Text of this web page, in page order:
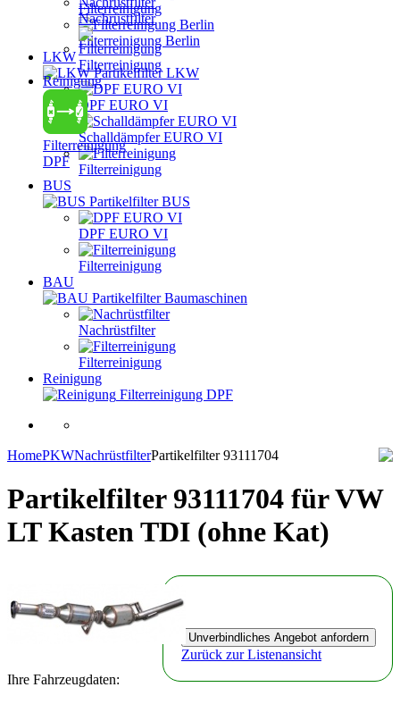
Nachrüstfilter
Filterreinigung
Reinigung
Filterreinigung
DPF
Filterreinigung
Filterreinigung Berlin
LKW
Partikelfilter LKW
DPF EURO VI
Schalldämpfer EURO VI
Filterreinigung
BUS
Partikelfilter BUS
DPF EURO VI
Filterreinigung
BAU
Partikelfilter Baumaschinen
Nachrüstfilter
Filterreinigung
Reinigung
Filterreinigung DPF
HomePKWNachrüstfilterPartikelfilter 93111704
Partikelfilter 93111704 für VW
LT Kasten TDI (ohne Kat)
Ihre Fahrzeugdaten:
Zurück zur Listenansicht